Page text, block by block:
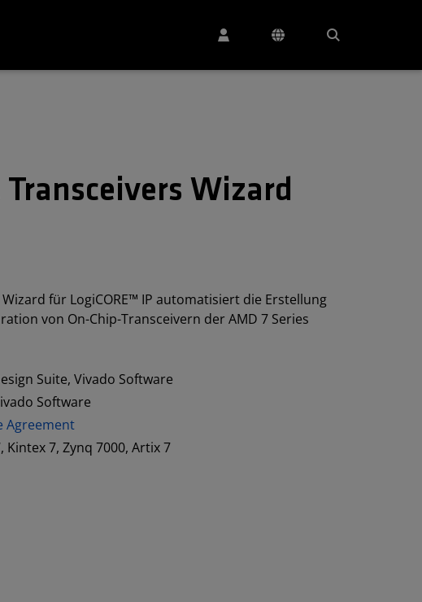
Transceivers Wizard
Wizard für LogiCORE™ IP automatisiert die Erstellung
von On-Chip-Transceivern der AMD 7 Series
Suite, Vivado Software
Software
Agreement
Kintex 7, Zynq 7000, Artix 7